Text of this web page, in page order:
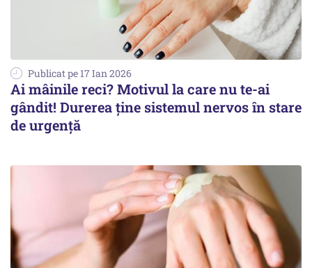
Publicat pe 17 Ian 2026
Ai mâinile reci? Motivul la care nu te-ai
gândit! Durerea ține sistemul nervos în stare
de urgență